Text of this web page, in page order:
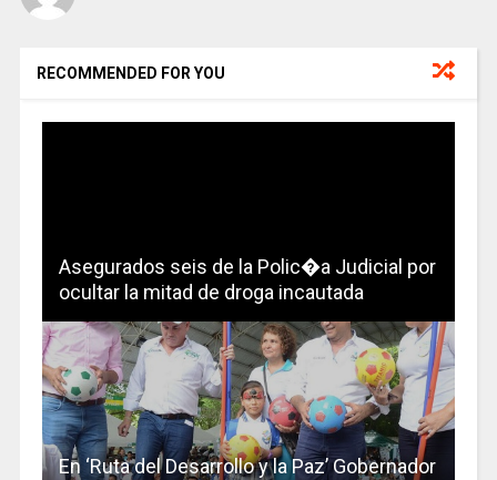
RECOMMENDED FOR YOU
Asegurados seis de la Polic�a Judicial por
ocultar la mitad de droga incautada
En ‘Ruta del Desarrollo y la Paz’ Gobernador